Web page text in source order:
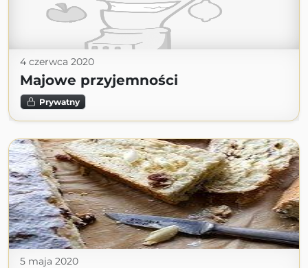
4 czerwca 2020
Majowe przyjemności
Prywatny
5 maja 2020